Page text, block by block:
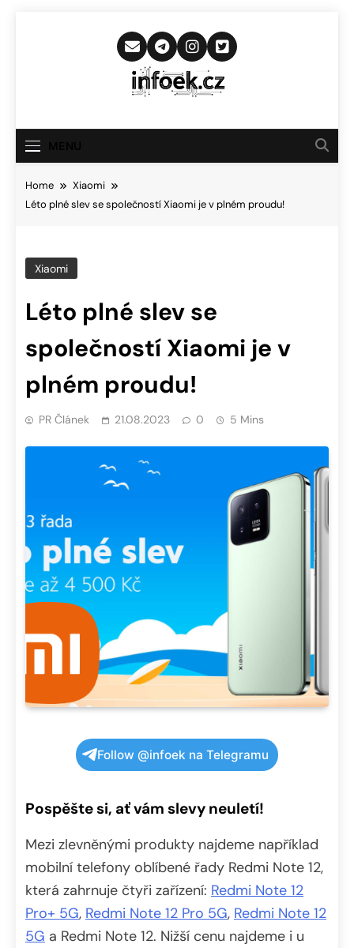
Infoek.cz
Novinkám
Home
Xiaomi
Léto plné slev se společností Xiaomi je v plném proudu!
Xiaomi
Léto plné slev se
společností Xiaomi je v
plném proudu!
PR Článek 21.08.2023 0 5 Mins
Follow @infoek na Telegramu
Pospěšte si, ať vám slevy neuletí!
Mezi zlevněnými produkty najdeme například
mobilní telefony oblíbené řady Redmi Note 12,
která zahrnuje čtyři zařízení: Redmi Note 12
Pro+ 5G, Redmi Note 12 Pro 5G, Redmi Note 12
5G a Redmi Note 12. Nižší cenu najdeme i u